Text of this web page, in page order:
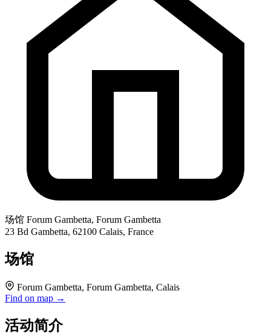
场馆 Forum Gambetta, Forum Gambetta
23 Bd Gambetta, 62100 Calais, France
场馆
Forum Gambetta, Forum Gambetta, Calais
Find on map →
活动简介